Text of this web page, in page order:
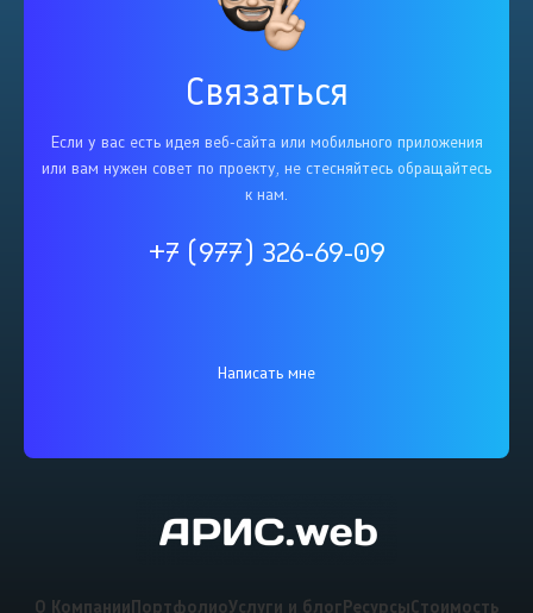
Связаться
Если у вас есть идея веб-сайта или мобильного приложения
или вам нужен совет по проекту, не стесняйтесь обращайтесь
к нам.
+7 (977) 326-69-09
Написать мне
О Компании ПортфолиоУслуги и блог РесурсыСтоимость